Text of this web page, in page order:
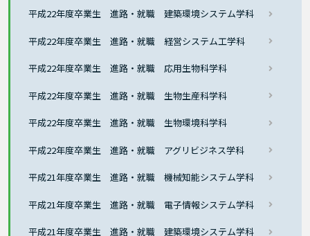
平成22年度卒業生 進路・就職 建築環境システム学科
平成22年度卒業生 進路・就職 経営システム工学科
平成22年度卒業生 進路・就職 応用生物科学科
平成22年度卒業生 進路・就職 生物生産科学科
平成22年度卒業生 進路・就職 生物環境科学科
平成22年度卒業生 進路・就職 アグリビジネス学科
平成21年度卒業生 進路・就職 機械知能システム学科
平成21年度卒業生 進路・就職 電子情報システム学科
平成21年度卒業生 進路・就職 建築環境システム学科